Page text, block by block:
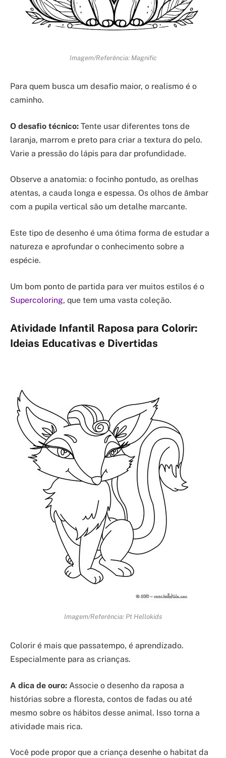
Imagem/Referência: Magnific
Para quem busca um desafio maior, o realismo é o
caminho.
O desafio técnico: Tente usar diferentes tons de
laranja, marrom e preto para criar a textura do pelo.
Varie a pressão do lápis para dar profundidade.
Observe a anatomia: o focinho pontudo, as orelhas
atentas, a cauda longa e espessa. Os olhos de âmbar
com a pupila vertical são um detalhe marcante.
Este tipo de desenho é uma ótima forma de estudar a
natureza e aprofundar o conhecimento sobre a
espécie.
Um bom ponto de partida para ver muitos estilos é o
Supercoloring, que tem uma vasta coleção.
Atividade Infantil Raposa para Colorir:
Ideias Educativas e Divertidas
Imagem/Referência: Pt Hellokids
Colorir é mais que passatempo, é aprendizado.
Especialmente para as crianças.
A dica de ouro: Associe o desenho da raposa a
histórias sobre a floresta, contos de fadas ou até
mesmo sobre os hábitos desse animal. Isso torna a
atividade mais rica.
Você pode propor que a criança desenhe o habitat da